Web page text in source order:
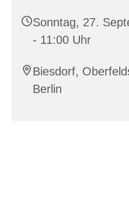
Sonntag, 27.
- 11:00 Uhr
Biesdorf,
Berlin